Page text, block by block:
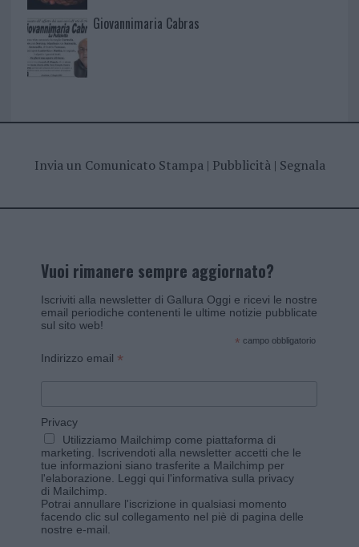
Giovannimaria Cabras
Invia un Comunicato Stampa| Pubblicità| Segnala
Vuoi rimanere sempre aggiornato?
Iscriviti alla newsletter di Gallura Oggi e ricevi le nostre
email periodiche contenenti le ultime notizie pubblicate
sul sito web!
* campo obbligatorio
Indirizzo email *
Privacy
Utilizziamo Mailchimp come piattaforma di
marketing. Iscrivendoti alla newsletter accetti che le
tue informazioni siano trasferite a Mailchimp per
l'elaborazione. Leggi qui l'informativa sulla privacy
di Mailchimp
Potrai annullare l'iscrizione in qualsiasi momento
facendo clic sul collegamento nel piè di pagina delle
nostre e-mail.